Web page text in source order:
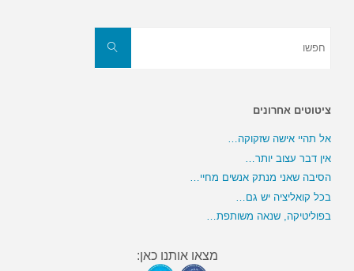
חפשו
ציטוטים אחרונים
אל תהיי אישה שזקוקה…
אין דבר עצוב יותר…
הסיבה שאני מנתק אנשים מחיי…
בכל קואליציה יש גם…
בפוליטיקה, שנאה משותפת…
מצאו אותנו כאן: